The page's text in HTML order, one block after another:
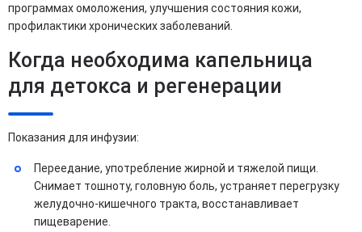
программах омоложения, улучшения состояния кожи,
профилактики хронических заболеваний.
Когда необходима капельница
для детокса и регенерации
Показания для инфузии:
Переедание, употребление жирной и тяжелой пищи.
Снимает тошноту, головную боль, устраняет перегрузку
желудочно-кишечного тракта, восстанавливает
пищеварение.